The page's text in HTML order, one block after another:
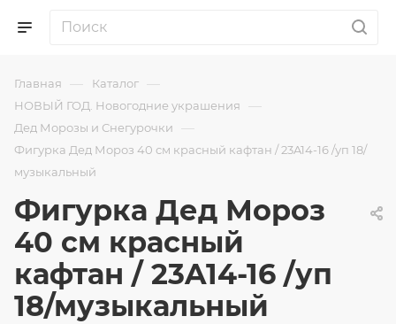
Главная — Каталог —
НОВЫЙ ГОД. Новогодние украшения —
Дед Морозы и Снегурочки —
Фигурка Дед Мороз 40 см красный кафтан / 23A14-16 /уп 18/
музыкальный
Фигурка Дед Мороз
40 см красный
кафтан / 23A14-16 /уп
18/музыкальный